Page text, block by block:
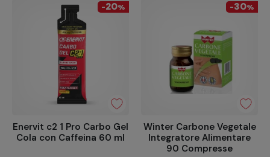
-20%
Enervit c2 1 Pro Carbo Gel
Cola con Caffeina 60 ml
-30%
Winter Carbone Vegetale
Integratore Alimentare
90 Compresse